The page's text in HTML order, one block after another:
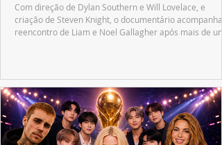
Com direção de Dylan Southern e Will Lovelace, e
criação de Steven Knight, o documentário acompanha
reencontro de Liam e Noel Gallagher após mais de